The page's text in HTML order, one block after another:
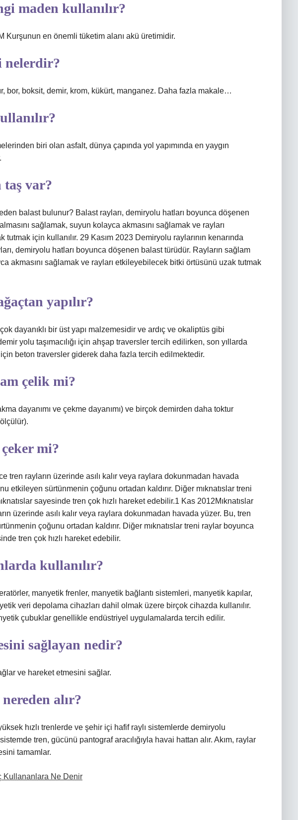
maden kullanılır?
Kurşunun en önemli tüketim alanı akü üretimidir.
nelerdir?
bor, boksit, demir, krom, kükürt, manganez. Daha fazla makale…
biri olan asfalt, dünya çapında yol yapımında en yaygın
taş var?
balast bulunur? Balast rayları, demiryolu hatları boyunca döşenen
sağlamak, suyun kolayca akmasını sağlamak ve rayları
için kullanılır. 29 Kasım 2023 Demiryolu raylarının kenarında
demiryolu hatları boyunca döşenen balast türüdür. Rayların sağlam
akmasını sağlamak ve rayları etkileyebilecek bitki örtüsünü uzak tutmak
yapılır?
dayanıklı bir üst yapı malzemesidir ve ardıç ve okaliptüs gibi
yolu taşımacılığı için ahşap traversler tercih edilirken, son yıllarda
beton traversler giderek daha fazla tercih edilmektedir.
çelik mi?
dayanımı ve çekme dayanımı) ve birçok demirden daha toktur
çeker mi?
tren rayların üzerinde asılı kalır veya raylara dokunmadan havada
etkileyen sürtünmenin çoğunu ortadan kaldırır. Diğer mıknatıslar treni
sayesinde tren çok hızlı hareket edebilir.1 Kas 2012Mıknatıslar
üzerinde asılı kalır veya raylara dokunmadan havada yüzer. Bu, tren
çoğunu ortadan kaldırır. Diğer mıknatıslar treni raylar boyunca
tren çok hızlı hareket edebilir.
kullanılır?
manyetik frenler, manyetik bağlantı sistemleri, manyetik kapılar,
veri depolama cihazları dahil olmak üzere birçok cihazda kullanılır.
çubuklar genellikle endüstriyel uygulamalarda tercih edilir.
sağlayan nedir?
ve hareket etmesini sağlar.
alır?
hızlı trenlerde ve şehir içi hafif raylı sistemlerde demiryolu
tren, gücünü pantograf aracılığıyla havai hattan alır. Akım, raylar
tamamlar.
Kullananlara Ne Denir